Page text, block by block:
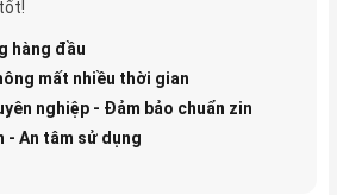
hàng đầu
mất nhiều thời gian
nghiệp - Đảm bảo chuẩn zin
- An tâm sử dụng